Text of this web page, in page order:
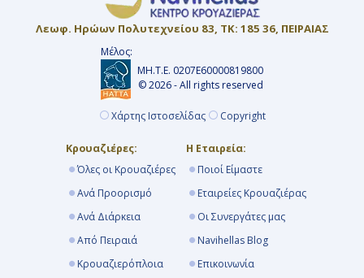
Λεωφ. Ηρώων Πολυτεχνείου 83, ΤΚ: 185 36, ΠΕΙΡΑΙΑΣ
Μέλος:
ΜΗ.Τ.Ε. 0207Ε60000819800
© 2026 - All rights reserved
Χάρτης Ιστοσελίδας Copyright
Κρουαζιέρες:
Όλες οι Κρουαζιέρες
Ανά Προορισμό
Ανά Διάρκεια
Από Πειραιά
Κρουαζιερόπλοια
Η Εταιρεία:
Ποιοί Είμαστε
Εταιρείες Κρουαζιέρας
Οι Συνεργάτες μας
Navihellas Blog
Επικοινωνία